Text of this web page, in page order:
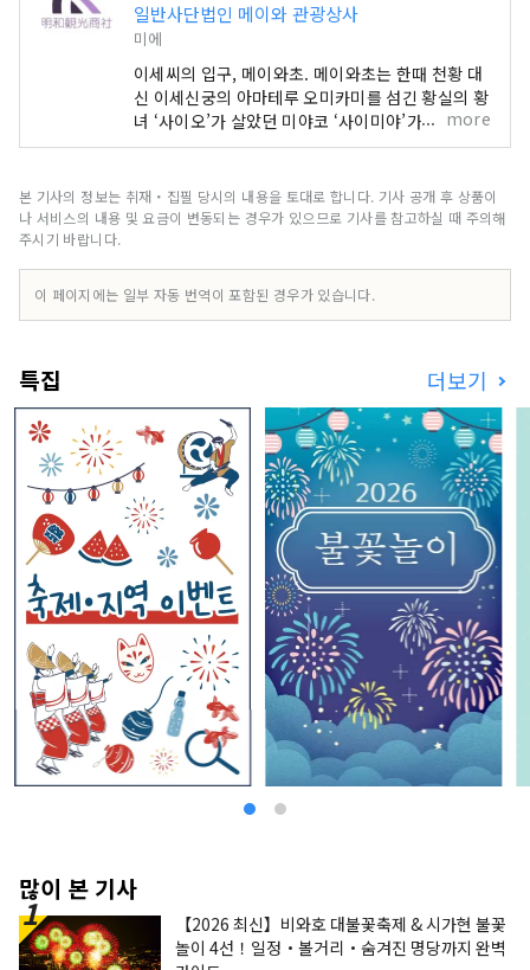
일반사단법인 메이와 관광상사
미에
이세씨의 입구, 메이와초. 메이와초는 한때 천황 대
신 이세신궁의 아마테루 오미카미를 섬긴 황실의 황
녀 ‘사이오’가 살았던 미야코 ‘사이미야’가 사적으로
자는 거리입니다.
more
본 기사의 정보는 취재・집필 당시의 내용을 토대로 합니다. 기사 공개 후 상품이
나 서비스의 내용 및 요금이 변동되는 경우가 있으므로 기사를 참고하실 때 주의해
주시기 바랍니다.
이 페이지에는 일부 자동 번역이 포함된 경우가 있습니다.
특집 더보기
많이 본 기사
【2026 최신】비와호 대불꽃축제 & 시가현 불꽃
놀이 4선！일정・볼거리・숨겨진 명당까지 완벽